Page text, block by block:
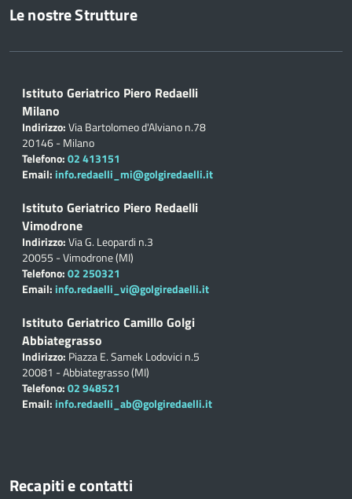
Le nostre Strutture
Istituto Geriatrico Piero Redaelli
Milano
Indirizzo:Via Bartolomeo d'Alviano n.78
20146 - Milano
Telefono:02 413151
Email: info.redaelli_mi@golgiredaelli.it
Istituto Geriatrico Piero Redaelli
Vimodrone
Indirizzo:Via G. Leopardi n.3
20055 - Vimodrone (MI)
Telefono:02 250321
Email: info.redaelli_vi@golgiredaelli.it
Istituto Geriatrico Camillo Golgi
Abbiategrasso
Indirizzo: Piazza E. Samek Lodovici n.5
20081 - Abbiategrasso (MI)
Telefono:02 948521
Email: info.redaelli_ab@golgiredaelli.it
Recapiti e contatti